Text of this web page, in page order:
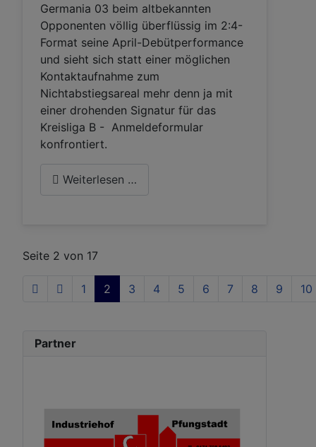
Germania 03 beim altbekannten
Opponenten völlig überflüssig im 2:4-
Format seine April-Debütperformance
und sieht sich statt einer möglichen
Kontaktaufnahme zum
Nichtabstiegsareal mehr denn ja mit
einer drohenden Signatur für das
Kreisliga B - Anmeldeformular
konfrontiert.
Weiterlesen …
Seite 2 von 17
1 2 3 4 5 6 7 8 9 10
Partner